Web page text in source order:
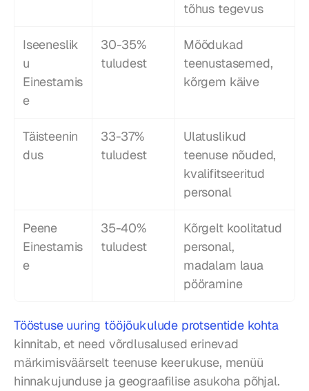
tõhus tegevus
Iseeneslik
u
Einestamis
e
30-35%
tuludest
Mõõdukad
teenustasemed,
kõrgem käive
Täisteenin
dus
33-37%
tuludest
Ulatuslikud
teenuse nõuded,
kvalifitseeritud
personal
Peene
Einestamis
e
35-40%
tuludest
Kõrgelt koolitatud
personal,
madalam laua
pööramine
Tööstuse uuring tööjõukulude protsentide kohta
kinnitab, et need võrdlusalused erinevad
märkimisväärselt teenuse keerukuse, menüü
hinnakujunduse ja geograafilise asukoha põhjal.